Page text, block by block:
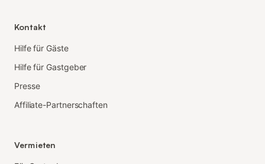
Kontakt
Hilfe für Gäste
Hilfe für Gastgeber
Presse
Affiliate-Partnerschaften
Vermieten